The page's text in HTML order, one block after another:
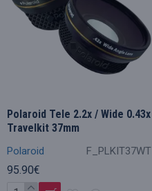
Polaroid F_PLKIT37WT
Polaroid Tele 2.2x / Wide 0.43x
Travelkit 37mm
95.90€